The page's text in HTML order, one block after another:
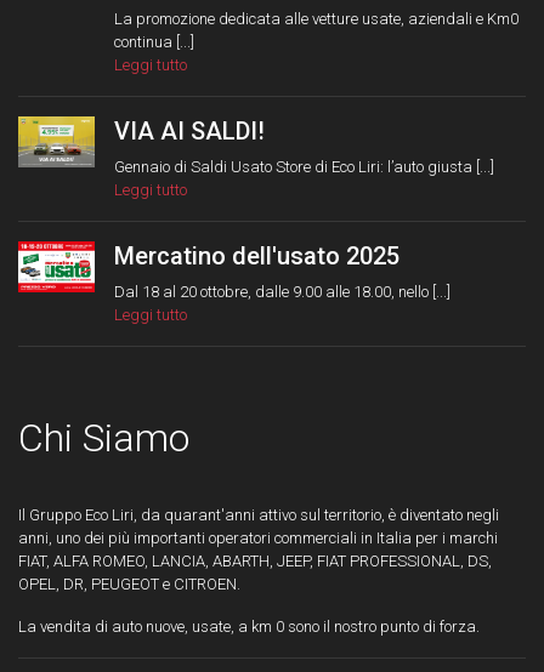
La promozione dedicata alle vetture usate, aziendali e Km0
continua [...]
Leggi tutto
VIA AI SALDI!
Gennaio di Saldi Usato Store di Eco Liri: l’auto giusta [...]
Leggi tutto
Mercatino dell'usato 2025
Dal 18 al 20 ottobre, dalle 9.00 alle 18.00, nello [...]
Leggi tutto
Chi Siamo
Il Gruppo Eco Liri, da quarant'anni attivo sul territorio, è diventato negli
anni, uno dei più importanti operatori commerciali in Italia per i marchi
FIAT, ALFA ROMEO, LANCIA, ABARTH, JEEP, FIAT PROFESSIONAL, DS,
OPEL, DR, PEUGEOT e CITROEN.
La vendita di auto nuove, usate, a km 0 sono il nostro punto di forza.